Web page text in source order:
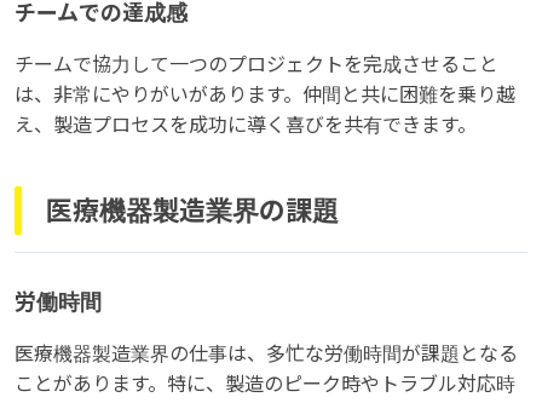
チームでの達成感
チームで協力して一つのプロジェクトを完成させること
は、非常にやりがいがあります。仲間と共に困難を乗り越
え、製造プロセスを成功に導く喜びを共有できます。
医療機器製造業界の課題
労働時間
医療機器製造業界の仕事は、多忙な労働時間が課題となる
ことがあります。特に、製造のピーク時やトラブル対応時